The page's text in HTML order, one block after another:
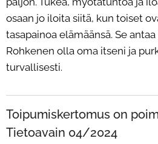
osaan jo iloita siitä, kun toiset
tasapainoa elämäänsä. Se
Rohkenen olla oma itseni ja
turvallisesti.
Toipumiskertomus on
Tietoavain 04/2024